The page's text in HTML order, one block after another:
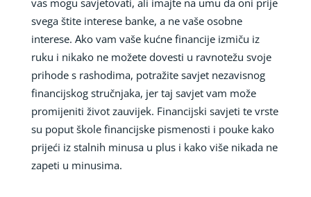
vas mogu savjetovati, ali imajte na umu da oni prije
svega štite interese banke, a ne vaše osobne
interese. Ako vam vaše kućne financije izmiču iz
ruku i nikako ne možete dovesti u ravnotežu svoje
prihode s rashodima, potražite savjet nezavisnog
financijskog stručnjaka, jer taj savjet vam može
promijeniti život zauvijek. Financijski savjeti te vrste
su poput škole financijske pismenosti i pouke kako
prijeći iz stalnih minusa u plus i kako više nikada ne
zapeti u minusima.